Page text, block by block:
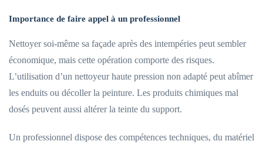
Importance de faire appel à un professionnel
Nettoyer soi-même sa façade après des intempéries peut sembler
économique, mais cette opération comporte des risques.
L’utilisation d’un nettoyeur haute pression non adapté peut abîmer
les enduits ou décoller la peinture. Les produits chimiques mal
dosés peuvent aussi altérer la teinte du support.
Un professionnel dispose des compétences techniques, du matériel